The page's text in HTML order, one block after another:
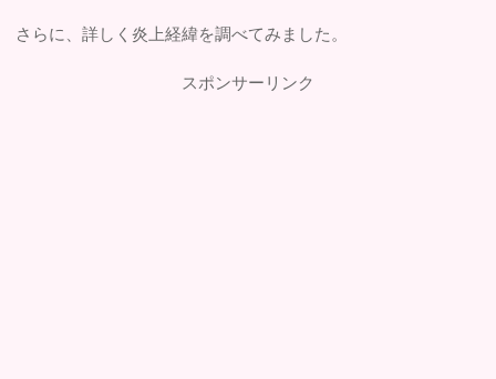
さらに、詳しく炎上経緯を調べてみました。
スポンサーリンク